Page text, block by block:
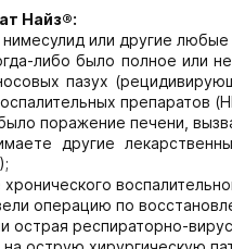
Найз®:
нимесулид или другие
либо было полное или
пазух
препаратов
поражение печени,
другие
операцию по
острая респираторно-